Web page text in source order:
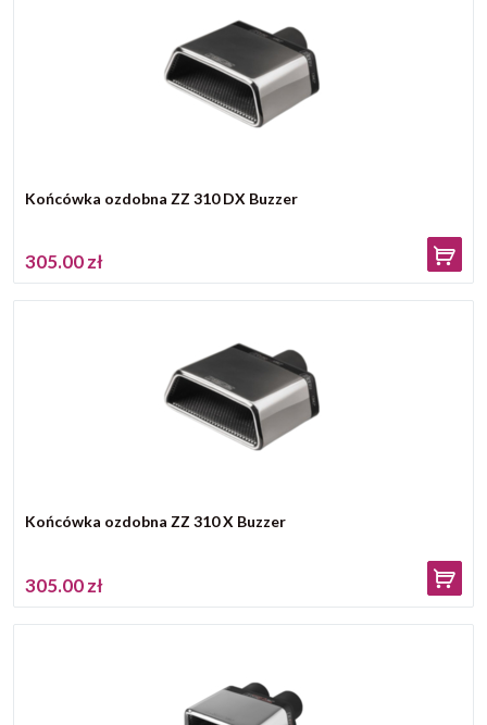
Końcówka ozdobna ZZ 310 DX Buzzer
305.00 zł
Końcówka ozdobna ZZ 310 X Buzzer
305.00 zł